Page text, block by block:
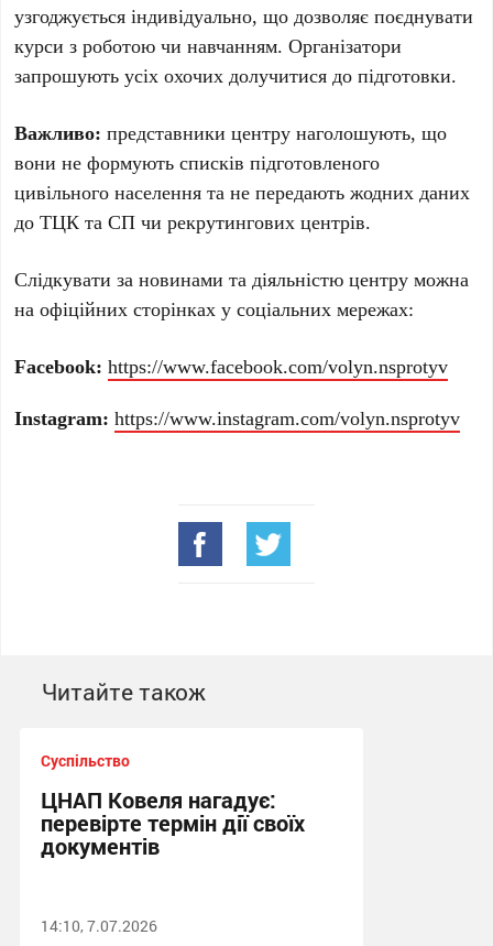
узгоджується індивідуально, що дозволяє поєднувати
курси з роботою чи навчанням. Організатори
запрошують усіх охочих долучитися до підготовки.
Важливо: представники центру наголошують, що
вони не формують списків підготовленого
цивільного населення та не передають жодних даних
до ТЦК та СП чи рекрутингових центрів.
Слідкувати за новинами та діяльністю центру можна
на офіційних сторінках у соціальних мережах:
Facebook: https://www.facebook.com/volyn.nsprotyv
Instagram: https://www.instagram.com/volyn.nsprotyv
Читайте також
Суспільство
ЦНАП Ковеля нагадує:
перевірте термін дії своїх
документів
14:10, 7.07.2026